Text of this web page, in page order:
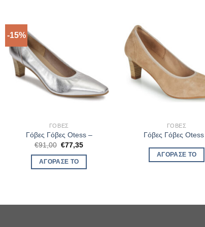
-15%
ΓΌΒΕΣ
Γόβες Γόβες Otess –
€91,00 Original
was:
€91,00.
€77,35Η
ΑΓΌΡΑΣΈ ΤΟ
ΓΌΒΕΣ
Γόβες Γόβες
ΑΓΌΡΑΣΈ ΤΟ